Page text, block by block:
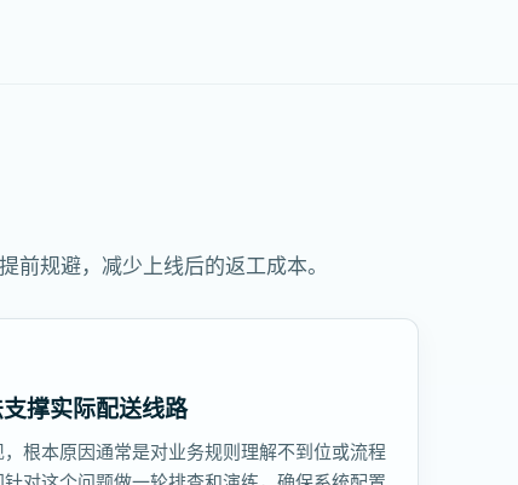
规避，减少上线后的返工成本。
撑实际配送线路
根本原因通常是对业务规则理解不到位或流程